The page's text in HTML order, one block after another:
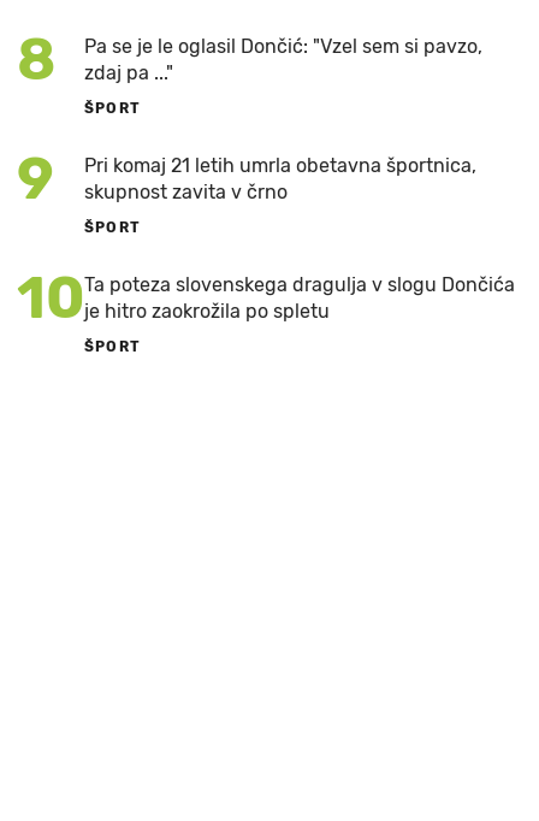
8
Pa se je le oglasil Dončić: "Vzel sem si pavzo,
zdaj pa ..."
ŠPORT
9
Pri komaj 21 letih umrla obetavna športnica,
skupnost zavita v črno
ŠPORT
10Ta poteza slovenskega dragulja v slogu Dončića
je hitro zaokrožila po spletu
ŠPORT